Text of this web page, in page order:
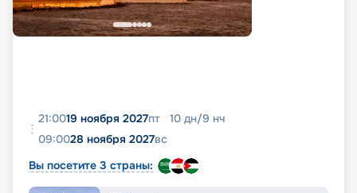
21:0019 ноября 2027пт 10 дн/9 нч
09:0028 ноября 2027вс
Вы посетите 3 страны: